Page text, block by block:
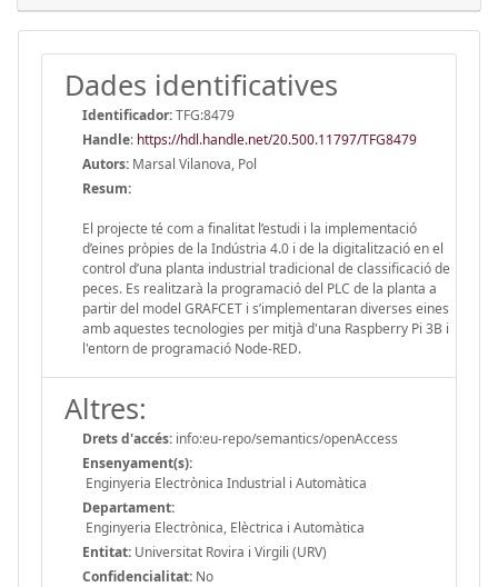
Dades identificatives
Identificador:TFG:8479
Handle: https://hdl.handle.net/20.500.11797/TFG8479
Autors: Marsal Vilanova, Pol
Resum:
El projecte té com a finalitat l’estudi i la implementació
d’eines pròpies de la Indústria 4.0 i de la digitalització en el
control d’una planta industrial tradicional de classificació de
peces. Es realitzarà la programació del PLC de la planta a
partir del model GRAFCET i s’implementaran diverses eines
amb aquestes tecnologies per mitjà d'una Raspberry Pi 3B i
l'entorn de programació Node-RED.
Altres:
Drets d'accés: info:eu-repo/semantics/openAccess
Ensenyament(s):
Enginyeria Electrònica Industrial i Automàtica
Departament:
Enginyeria Electrònica, Elèctrica i Automàtica
Entitat: Universitat Rovira i Virgili (URV)
Confidencialitat: No